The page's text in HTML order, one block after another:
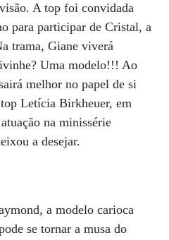
A top foi convidada
para participar de Cristal, a
trama, Giane viverá
Uma modelo!!! Ao
melhor no papel de si
Letícia Birkheuer, em
na minissérie
a desejar.
a modelo carioca
se tornar a musa do